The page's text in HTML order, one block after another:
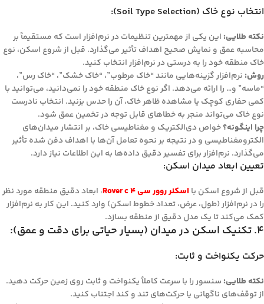
انتخاب نوع خاک (Soil Type Selection):
نکته طلایی: این یکی از مهمترین تنظیمات در نرم‌افزار است که مستقیماً بر
محاسبه عمق و نمایش صحیح اهداف تأثیر می‌گذارد. قبل از شروع اسکن، نوع
خاک منطقه خود را به درستی در نرم‌افزار انتخاب کنید.
روش: نرم‌افزار گزینه‌هایی مانند “خاک مرطوب”، “خاک خشک”، “خاک رس”،
“ماسه” و… را ارائه می‌دهد. اگر نوع خاک منطقه خود را نمی‌دانید، می‌توانید با
کمی حفاری کوچک یا مشاهده ظاهر خاک، آن را حدس بزنید. انتخاب نادرست
نوع خاک می‌تواند منجر به خطاهای قابل توجه در تخمین عمق شود.
چرا اینگونه؟خواص دی‌الکتریک و مغناطیسی خاک، بر انتشار میدان‌های
الکترومغناطیسی و در نتیجه بر نحوه تعامل آن‌ها با اهداف دفن شده تأثیر
می‌گذارد. نرم‌افزار برای تفسیر دقیق داده‌ها به این اطلاعات نیاز دارد.
تعیین ابعاد میدان اسکن:
قبل از شروع اسکن با اسکنر روور سی 4 Rover c
، ابعاد دقیق منطقه مورد نظر
را در نرم‌افزار (طول، عرض، تعداد خطوط اسکن) وارد کنید. این کار به نرم‌افزار
کمک می‌کند تا یک مدل دقیق از منطقه بسازد.
4. تکنیک اسکن در میدان (بسیار حیاتی برای دقت و عمق):
حرکت یکنواخت و ثابت:
نکته طلایی: سنسور را با سرعت کاملاً یکنواخت و ثابت روی زمین حرکت دهید.
از توقف‌های ناگهانی یا حرکت‌های تند و کند اجتناب کنید.